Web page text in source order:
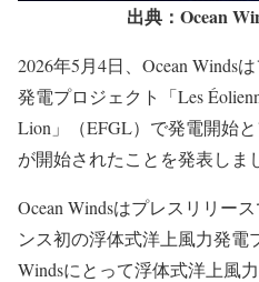
出典：Ocean
2026年5月4日、Ocean Winds
発電プロジェクト「Les
Lion」（EFGL）で発電開始
が開始されたことを発表しま
Ocean Windsはプレスリリー
ンス初の浮体式洋上風力発電
Windsにとって浮体式洋上風